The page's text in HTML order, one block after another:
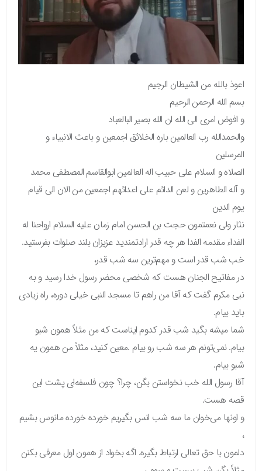
اعوذ بالله من الشیطان الرجیم
بسم الله الرحمن الرحیم
و افوض امری الی الله ان الله بصیر البالعباد
والحمدالله رب العالمین باره الخلائق اجمعین و باعث الانبیاء و
المرسلین
الصلاه و السلام علی حبیب اله العالمین ابوالقاسم المصطفی محمد
و آله الطاهرین و لعن الدائم علی اعدائهم اجمعین من الان الی قیام
یوم الدین
نثار ولی نعمتمون حجت بن الحسن امام زمان علیه السلام ارواحنا له
الفداء مقدمه الفدا هر چه قدر ارادتمندید عزیزان بلند صلوات بفرستید.
خب شب قدر است و مهم‌ترین سه شب قدر،
در مفاتیح الجنان هست که شخصی محضر رسول خدا رسید و به
نبی مکرم گفت که آقا من راهم تا مسجد النبی خیلی دوره، راه زیادی
باید بیام.
شما میشه بگید شب قدر کدوم ایناست که من مثلاً همون شبو
بیام. نمی‌تونم هر سه شب رو بیام .معین کنید، مثلاً من همون یه
شبو بیام.
آقا رسول الله خب نخواستن بگن، چرا؟ چون فلسفه‌ای پشت این
قصه هست.
و اونها می‌خوان ما سه شب انس بگیریم خورده خورده مانوس بشیم
دلمون با حق تعالی ارتباط بگیره. اگه بخواد از همون اول معرفی بکنن